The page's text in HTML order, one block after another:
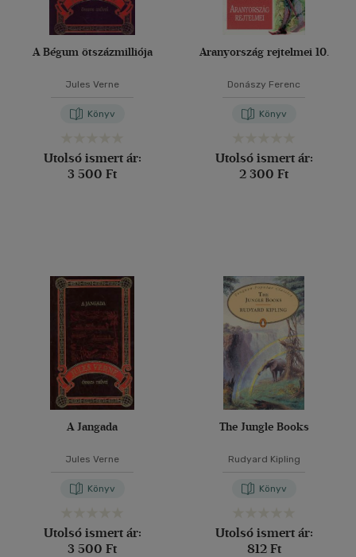
A Bégum ötszázmilliója
Jules Verne
Könyv
Utolsó ismert ár:
3 500 Ft
Aranyország rejtelmei 10.
Donászy Ferenc
Könyv
Utolsó ismert ár:
2 300 Ft
A Jangada
Jules Verne
Könyv
Utolsó ismert ár:
3 500 Ft
The Jungle Books
Rudyard Kipling
Könyv
Utolsó ismert ár:
812 Ft